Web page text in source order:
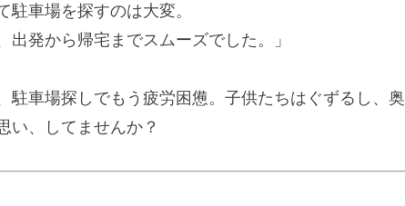
駐車場を探すのは大変。
発から帰宅までスムーズでした。」
駐車場探しでもう疲労困憊。子供たちはぐずるし、奥
い、してませんか？